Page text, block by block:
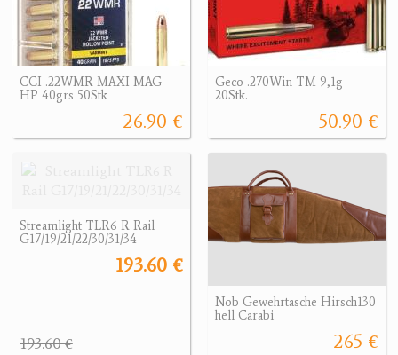
CCI .22WMR MAXI MAG
HP 40grs 50Stk
26.90 €
Geco .270Win TM 9,1g
20Stk.
50.90 €
Streamlight TLR6 R Rail
G17/19/21/22/30/31/34
193.60 €
193.60 €
Nob Gewehrtasche Hirsch130
hell Carabi
265 €